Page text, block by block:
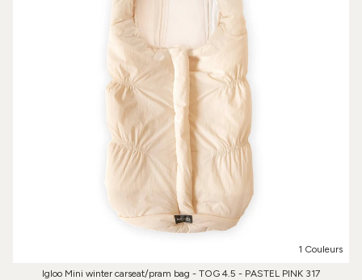
1 Couleurs
Igloo Mini winter carseat/pram bag - TOG 4.5 - PASTEL PINK 317